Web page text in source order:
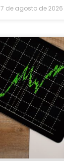
7 de agosto de 2026